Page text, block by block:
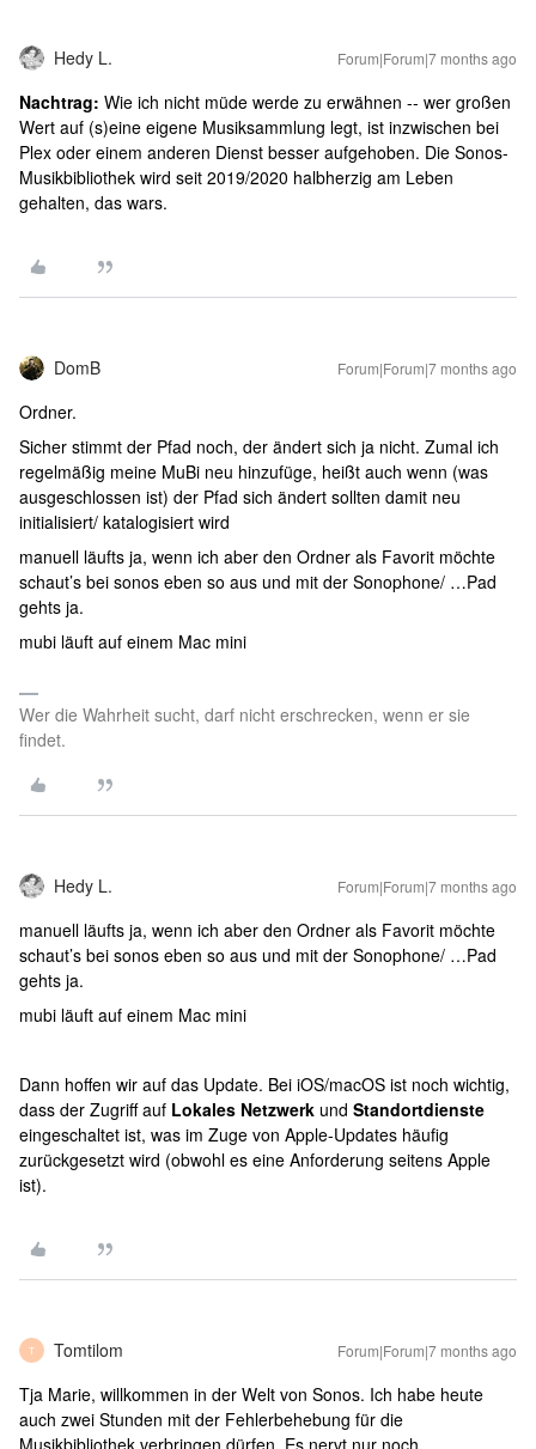
Hedy L. Forum|Forum|7 months ago
Nachtrag: Wie ich nicht müde werde zu erwähnen -- wer großen
Wert auf (s)eine eigene Musiksammlung legt, ist inzwischen bei
Plex oder einem anderen Dienst besser aufgehoben. Die Sonos-
Musikbibliothek wird seit 2019/2020 halbherzig am Leben
gehalten, das wars.
DomB Forum|Forum|7 months ago
Ordner.
Sicher stimmt der Pfad noch, der ändert sich ja nicht. Zumal ich
regelmäßig meine MuBi neu hinzufüge, heißt auch wenn (was
ausgeschlossen ist) der Pfad sich ändert sollten damit neu
initialisiert/ katalogisiert wird
manuell läufts ja, wenn ich aber den Ordner als Favorit möchte
schaut’s bei sonos eben so aus und mit der Sonophone/ …Pad
gehts ja.
mubi läuft auf einem Mac mini
Wer die Wahrheit sucht, darf nicht erschrecken, wenn er sie
findet.
Hedy L. Forum|Forum|7 months ago
manuell läufts ja, wenn ich aber den Ordner als Favorit möchte
schaut’s bei sonos eben so aus und mit der Sonophone/ …Pad
gehts ja.
mubi läuft auf einem Mac mini
Dann hoffen wir auf das Update. Bei iOS/macOS ist noch wichtig,
dass der Zugriff auf Lokales Netzwerk und Standortdienste
eingeschaltet ist, was im Zuge von Apple-Updates häufig
zurückgesetzt wird (obwohl es eine Anforderung seitens Apple
ist).
T Tomtilom Forum|Forum|7 months ago
Tja Marie, willkommen in der Welt von Sonos. Ich habe heute
auch zwei Stunden mit der Fehlerbehebung für die